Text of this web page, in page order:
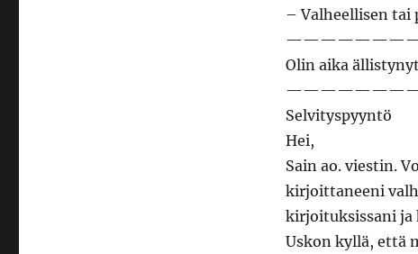
– Valheellisen
Olin aika
Selvityspyyntö
Hei,
Sain ao. viestin.
kirjoittaneeni
kirjoituksissani
Uskon kyllä, että